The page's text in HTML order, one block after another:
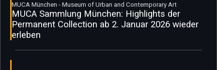
MUCA München - Museum of Urban and Contemporary Art
MUCA Sammlung München: Highlights der
Permanent Collection ab 2. Januar 2026 wieder
erleben